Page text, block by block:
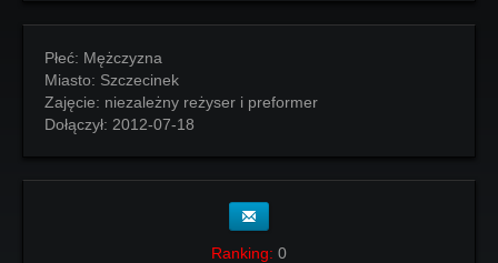
Płeć: Mężczyzna
Miasto: Szczecinek
Zajęcie: niezależny reżyser i preformer
Dołączył: 2012-07-18
Ranking: 0